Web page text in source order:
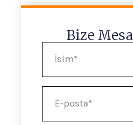
Bize
posta